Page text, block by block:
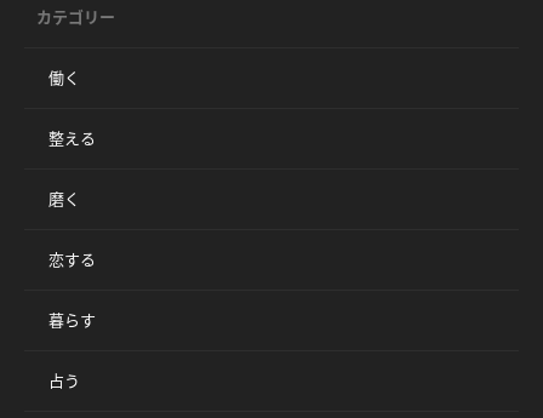
カテゴリー
働く
整える
磨く
恋する
暮らす
占う